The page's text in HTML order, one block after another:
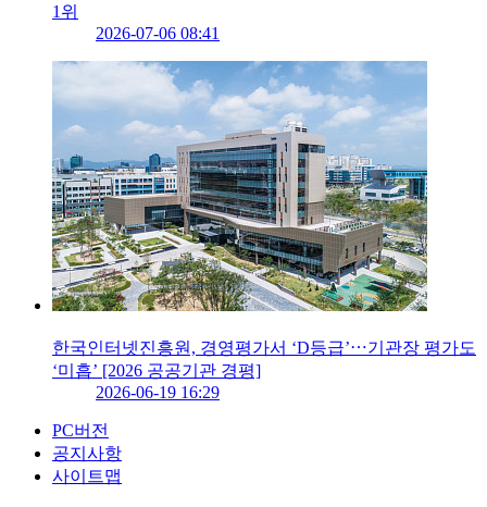
1위
2026-07-06 08:41
한국인터넷진흥원, 경영평가서 ‘D등급’⋯기관장 평가도
‘미흡’ [2026 공공기관 경평]
2026-06-19 16:29
PC버전
공지사항
사이트맵